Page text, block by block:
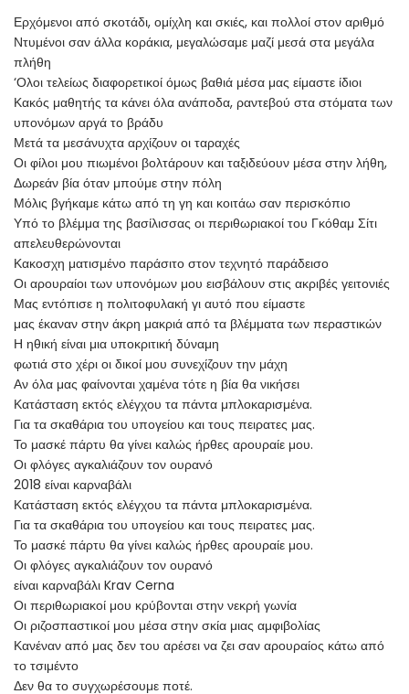
Ερχόμενοι από σκοτάδι, ομίχλη και σκιές, και πολλοί στον αριθμό
Ντυμένοι σαν άλλα κοράκια, μεγαλώσαμε μαζί μεσά στα μεγάλα
πλήθη
‘Ολοι τελείως διαφορετικοί όμως βαθιά μέσα μας είμαστε ίδιοι
Κακός μαθητής τα κάνει όλα ανάποδα, ραντεβού στα στόματα των
υπονόμων αργά το βράδυ
Μετά τα μεσάνυχτα αρχίζουν οι ταραχές
Οι φίλοι μου πιωμένοι βολτάρουν και ταξιδεύουν μέσα στην λήθη,
Δωρεάν βία όταν μπούμε στην πόλη
Μόλις βγήκαμε κάτω από τη γη και κοιτάω σαν περισκόπιο
Υπό το βλέμμα της βασίλισσας οι περιθωριακοί του Γκόθαμ Σίτι
απελευθερώνονται
Κακοσχη ματισμένο παράσιτο στον τεχνητό παράδεισο
Οι αρουραίοι των υπονόμων μου εισβάλουν στις ακριβές γειτονιές
Μας εντόπισε η πολιτοφυλακή γι αυτό που είμαστε
μας έκαναν στην άκρη μακριά από τα βλέμματα των περαστικών
Η ηθική είναι μια υποκριτική δύναμη
φωτιά στο χέρι οι δικοί μου συνεχίζουν την μάχη
Αν όλα μας φαίνονται χαμένα τότε η βία θα νικήσει
Κατάσταση εκτός ελέγχου τα πάντα μπλοκαρισμένα.
Για τα σκαθάρια του υπογείου και τους πειρατες μας.
Το μασκέ πάρτυ θα γίνει καλώς ήρθες αρουραίε μου.
Οι φλόγες αγκαλιάζουν τον ουρανό
2018 είναι καρναβάλι
Κατάσταση εκτός ελέγχου τα πάντα μπλοκαρισμένα.
Για τα σκαθάρια του υπογείου και τους πειρατες μας.
Το μασκέ πάρτυ θα γίνει καλώς ήρθες αρουραίε μου.
Οι φλόγες αγκαλιάζουν τον ουρανό
είναι καρναβάλι Krav Cerna
Οι περιθωριακοί μου κρύβονται στην νεκρή γωνία
Οι ριζοσπαστικοί μου μέσα στην σκία μιας αμφιβολίας
Κανέναν από μας δεν του αρέσει να ζει σαν αρουραίος κάτω από
το τσιμέντο
Δεν θα το συγχωρέσουμε ποτέ.